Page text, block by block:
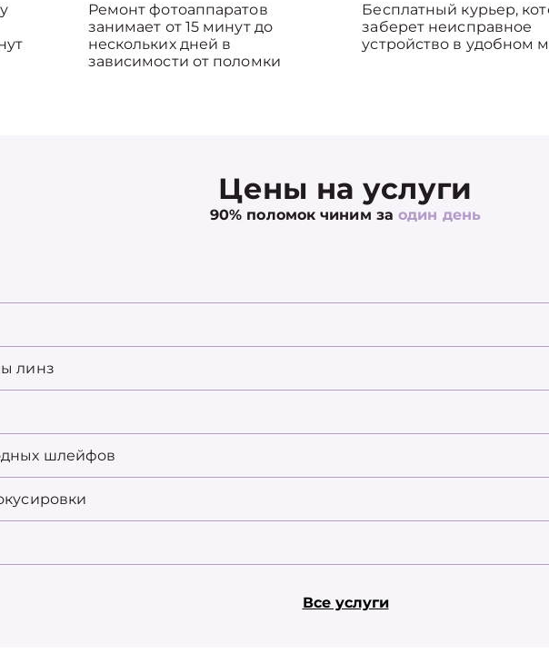
Ремонт фотоаппаратов
занимает от 15 минут до
нескольких дней в
зависимости от поломки
Бесплатный курьер,
заберет неисправное
устройство в удобном
Цены на услуги
90% поломок чиним заодин день
линз
шлейфов
Все услуги